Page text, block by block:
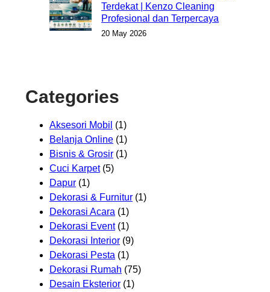
Terdekat | Kenzo Cleaning
Profesional dan Terpercaya
20 May 2026
Categories
Aksesori Mobil (1)
Belanja Online (1)
Bisnis & Grosir (1)
Cuci Karpet(5)
Dapur (1)
Dekorasi & Furnitur (1)
Dekorasi Acara (1)
Dekorasi Event(1)
Dekorasi Interior (9)
Dekorasi Pesta (1)
Dekorasi Rumah (75)
Desain Eksterior (1)